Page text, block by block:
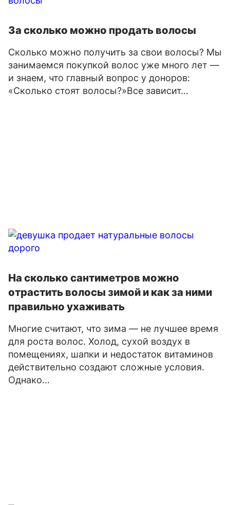
За сколько можно продать волосы
Сколько можно получить за свои волосы? Мы
занимаемся покупкой волос уже много лет —
и знаем, что главный вопрос у доноров:
«Сколько стоят волосы?»Все зависит…
На сколько сантиметров можно
отрастить волосы зимой и как за ними
правильно ухаживать
Многие считают, что зима — не лучшее время
для роста волос. Холод, сухой воздух в
помещениях, шапки и недостаток витаминов
действительно создают сложные условия.
Однако…